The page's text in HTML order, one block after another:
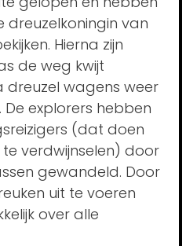
dreuzelkoningin van
Hierna zijn
de weg kwijt
dreuzel wagens weer
explorers hebben
(dat doen
verdwijnselen) door
gewandeld. Door
uit te voeren
over alle